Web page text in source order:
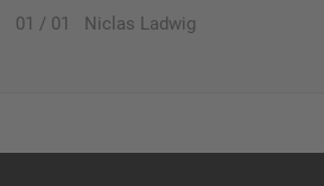
01 / 01 Niclas Ladwig